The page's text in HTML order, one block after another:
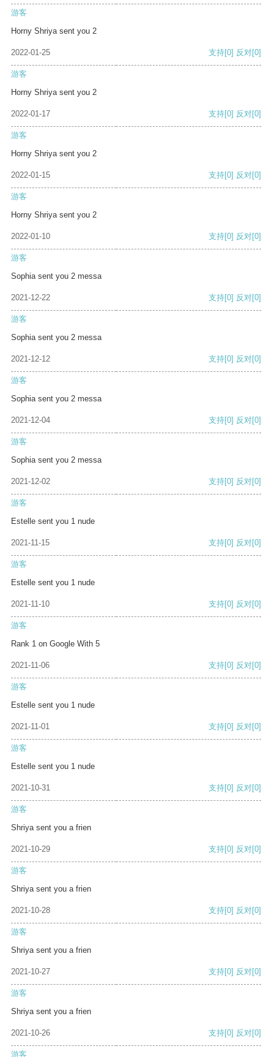
游客
Horny Shriya sent you 2
2022-01-25 支持[0] 反对[0]
游客
Horny Shriya sent you 2
2022-01-17 支持[0] 反对[0]
游客
Horny Shriya sent you 2
2022-01-15 支持[0] 反对[0]
游客
Horny Shriya sent you 2
2022-01-10 支持[0] 反对[0]
游客
Sophia sent you 2 messa
2021-12-22 支持[0] 反对[0]
游客
Sophia sent you 2 messa
2021-12-12 支持[0] 反对[0]
游客
Sophia sent you 2 messa
2021-12-04 支持[0] 反对[0]
游客
Sophia sent you 2 messa
2021-12-02 支持[0] 反对[0]
游客
Estelle sent you 1 nude
2021-11-15 支持[0] 反对[0]
游客
Estelle sent you 1 nude
2021-11-10 支持[0] 反对[0]
游客
Rank 1 on Google With 5
2021-11-06 支持[0] 反对[0]
游客
Estelle sent you 1 nude
2021-11-01 支持[0] 反对[0]
游客
Estelle sent you 1 nude
2021-10-31 支持[0] 反对[0]
游客
Shriya sent you a frien
2021-10-29 支持[0] 反对[0]
游客
Shriya sent you a frien
2021-10-28 支持[0] 反对[0]
游客
Shriya sent you a frien
2021-10-27 支持[0] 反对[0]
游客
Shriya sent you a frien
2021-10-26 支持[0] 反对[0]
游客